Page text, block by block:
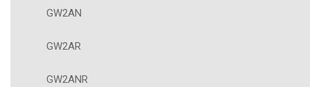
GW2AN
GW2AR
GW2ANR